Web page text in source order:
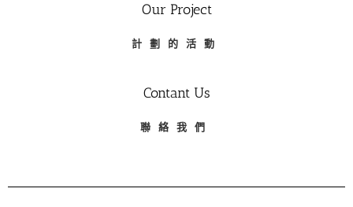
Our Project
計劃的活動
Contant Us
聯絡我們